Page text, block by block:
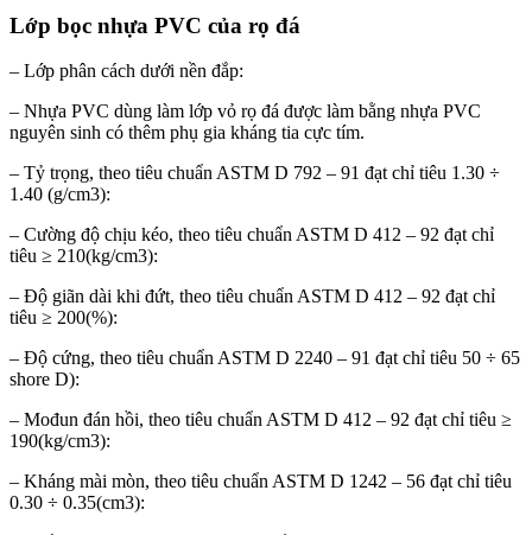
Lớp bọc nhựa PVC của rọ đá
– Lớp phân cách dưới nền đắp:
– Nhựa PVC dùng làm lớp vỏ rọ đá được làm bằng nhựa PVC
nguyên sinh có thêm phụ gia kháng tia cực tím.
– Tỷ trọng, theo tiêu chuẩn ASTM D 792 – 91 đạt chỉ tiêu 1.30 ÷
1.40 (g/cm3):
– Cường độ chịu kéo, theo tiêu chuẩn ASTM D 412 – 92 đạt chỉ
tiêu ≥ 210(kg/cm3):
– Độ giãn dài khi đứt, theo tiêu chuẩn ASTM D 412 – 92 đạt chỉ
tiêu ≥ 200(%):
– Độ cứng, theo tiêu chuẩn ASTM D 2240 – 91 đạt chỉ tiêu 50 ÷ 65
shore D):
– Mođun đán hồi, theo tiêu chuẩn ASTM D 412 – 92 đạt chỉ tiêu ≥
190(kg/cm3):
– Kháng mài mòn, theo tiêu chuẩn ASTM D 1242 – 56 đạt chỉ tiêu
0.30 ÷ 0.35(cm3):